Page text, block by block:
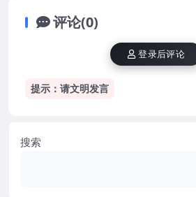
评论(0)
提示：请文明发言
登录后评论
搜索